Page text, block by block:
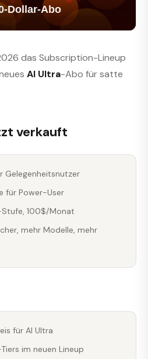
das Subscription-Lineup
AI Ultra-Abo für satte
verkauft
Gelegenheitsnutzer
für Power-User
100$/Monat
mehr Modelle, mehr
für AI Ultra
im neuen Lineup